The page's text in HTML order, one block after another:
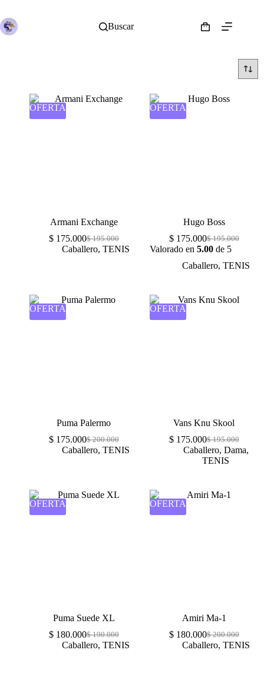
Buscar
OFERTA
Armani Exchange
$195.000
$175.000
Caballero, TENIS
OFERTA
Hugo Boss
$195.000
$175.000
Valorado en 5.00 de 5
Caballero, TENIS
OFERTA
Puma Palermo
$200.000
$175.000
Caballero, TENIS
OFERTA
Vans Knu Skool
$195.000
$175.000
Caballero, Dama,
TENIS
OFERTA
Puma Suede XL
$190.000
$180.000
Caballero, TENIS
OFERTA
Amiri Ma-1
$200.000
$180.000
Caballero, TENIS